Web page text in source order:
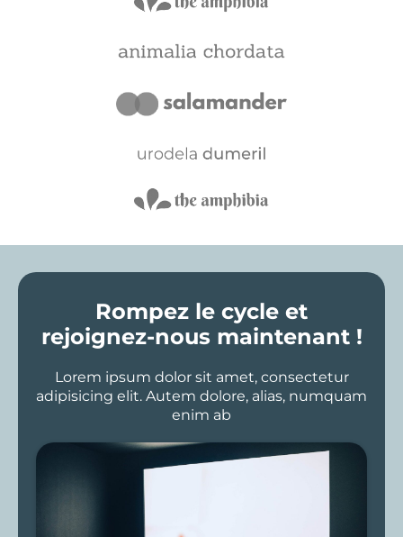
Rompez le cycle et
rejoignez-nous maintenant !
Lorem ipsum dolor sit amet, consectetur
adipisicing elit. Autem dolore, alias, numquam
enim ab